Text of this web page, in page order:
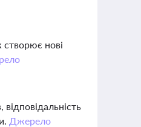
нові
Джерело